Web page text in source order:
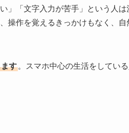
」「文字入力が苦手」という人は
操作を覚えるきっかけもなく、
す 。スマホ中心の生活をしてい